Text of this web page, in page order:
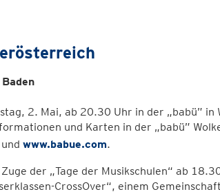
2. Mai, ab 20.30 Uhr in der „babü” in
und Karten in der „babü”
und www.babue.com.
der „Tage der Musikschulen“ ab
CrossOver“, einem